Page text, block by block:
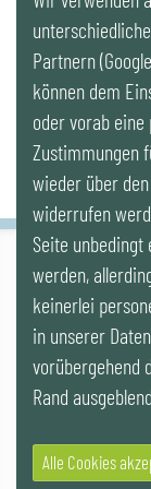
LinkedIn
Newsletter
IG LEBENSZYKLUS
Wipplingerstr. 10/
office@ig-
Kontakt
Videos |
© 2021 IG
Partnern
können dem
oder vorab eine
Zustimmungen
wieder über
widerrufen
Seite
werden,
keinerlei
in unserer
vorübergehend
Rand
Alle Cookies